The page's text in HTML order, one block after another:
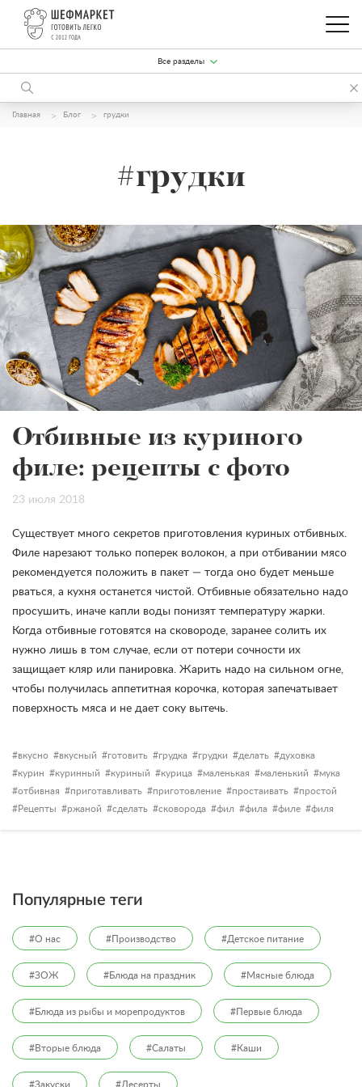
Все разделы
Главная Блог грудки
#грудки
Отбивные из куриного
филе: рецепты с фото
23 июля 2018
Существует много секретов приготовления куриных отбивных.
Филе нарезают только поперек волокон, а при отбивании мясо
рекомендуется положить в пакет — тогда оно будет меньше
рваться, а кухня останется чистой. Отбивные обязательно надо
просушить, иначе капли воды понизят температуру жарки.
Когда отбивные готовятся на сковороде, заранее солить их
нужно лишь в том случае, если от потери сочности их
защищает кляр или панировка. Жарить надо на сильном огне,
чтобы получилась аппетитная корочка, которая запечатывает
поверхность мяса и не дает соку вытечь.
вкусно вкусный готовить грудка грудки делать
духовка
курин
куринный куриный курица маленькая маленький
мука
отбивная
приготавливать приготовление простаивать
простой
Рецепты
ржаной сделать сковорода фил фила филе филя
Популярные теги
#О нас #Производство #Детское питание
#ЗОЖ #Блюда на праздник #Мясные блюда
#Блюда из рыбы и морепродуктов #Первые блюда
#Вторые блюда #Салаты #Каши
#Закуски #Десерты